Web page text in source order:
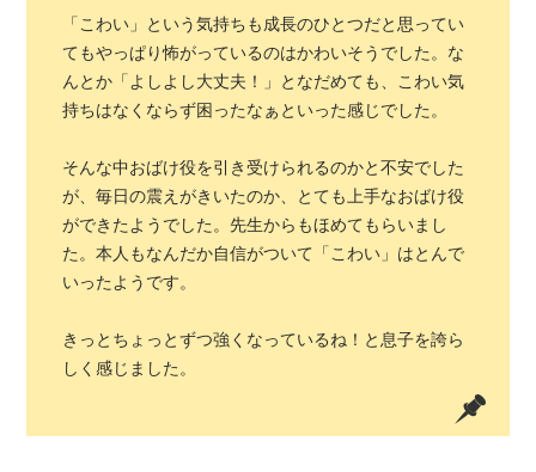
「こわい」という気持ちも成長のひとつだと思ってい
てもやっぱり怖がっているのはかわいそうでした。な
んとか「よしよし大丈夫！」となだめても、こわい気
持ちはなくならず困ったなぁといった感じでした。
そんな中おばけ役を引き受けられるのかと不安でした
が、毎日の震えがきいたのか、とても上手なおばけ役
ができたようでした。先生からもほめてもらいまし
た。本人もなんだか自信がついて「こわい」はとんで
いったようです。
きっとちょっとずつ強くなっているね！と息子を誇ら
しく感じました。